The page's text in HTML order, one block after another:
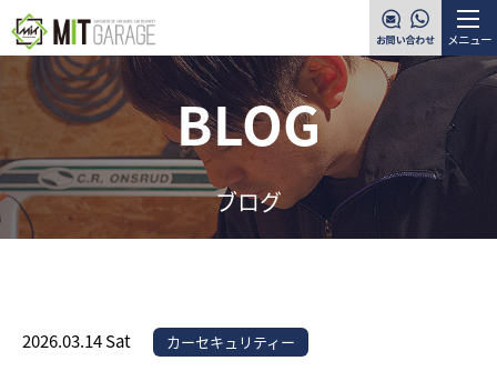
メニュー
BLOG
ブログ
2026.03.14 Sat カーセキュリティー